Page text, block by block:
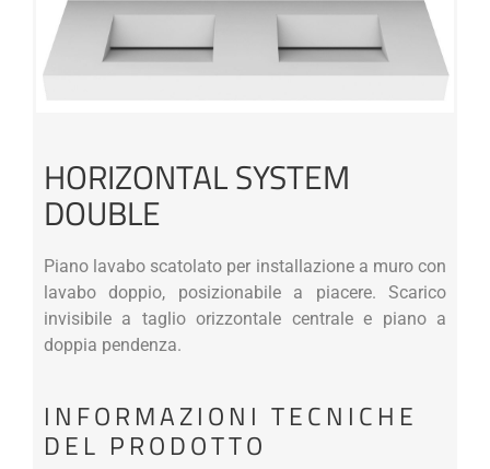
HORIZONTAL SYSTEM
DOUBLE
Piano lavabo scatolato per installazione a muro con
lavabo doppio, posizionabile a piacere. Scarico
invisibile a taglio orizzontale centrale e piano a
doppia pendenza.
INFORMAZIONI TECNICHE
DEL PRODOTTO